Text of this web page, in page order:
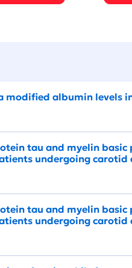
albumin levels
tau and myelin
undergoing carotid
tau and myelin
undergoing carotid